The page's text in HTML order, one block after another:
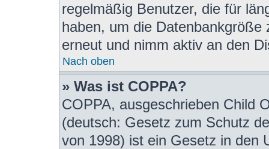
regelmäßig Benutzer, die für
haben, um die
erneut und nimm aktiv an den
Nach oben
» Was ist COPPA?
COPPA, ausgeschrieben Child
(deutsch: Gesetz zum Schutz
von 1998) ist ein Gesetz in den